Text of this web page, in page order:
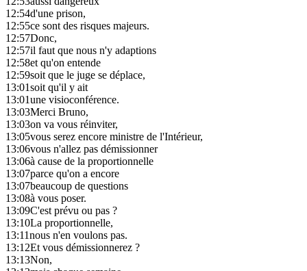
12:54d'une prison,
12:55ce sont des risques majeurs.
12:57Donc,
12:57il faut que nous n'y adaptions
12:58et qu'on entende
12:59soit que le juge se déplace,
13:01soit qu'il y ait
13:01une visioconférence.
13:03Merci Bruno,
13:03on va vous réinviter,
13:05vous serez encore ministre de l'Intérieur,
13:06vous n'allez pas démissionner
13:06à cause de la proportionnelle
13:07parce qu'on a encore
13:07beaucoup de questions
13:08à vous poser.
13:09C'est prévu ou pas ?
13:10La proportionnelle,
13:11nous n'en voulons pas.
13:12Et vous démissionnerez ?
13:13Non,